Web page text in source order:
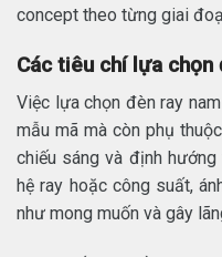
concept theo từng giai
Các tiêu chí lựa chọn
Việc lựa chọn đèn ray
mẫu mã mà còn phụ
chiếu sáng và định
hệ ray hoặc công suất,
như mong muốn và gây